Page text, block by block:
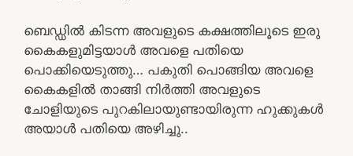
ബെഡ്ഡിൽ കിടന്ന അവളുടെ കക്ഷത്തിലൂടെ ഇരു
കൈകളുമിട്ടയാൾ അവളെ പതിയെ
പൊക്കിയെടുത്തു… പകുതി പൊങ്ങിയ അവളെ
കൈകളിൽ താങ്ങി നിർത്തി അവളുടെ
ചോളിയുടെ പുറകിലായുണ്ടായിരുന്ന ഹുക്കുകൾ
അയാൾ പതിയെ അഴിച്ചു..